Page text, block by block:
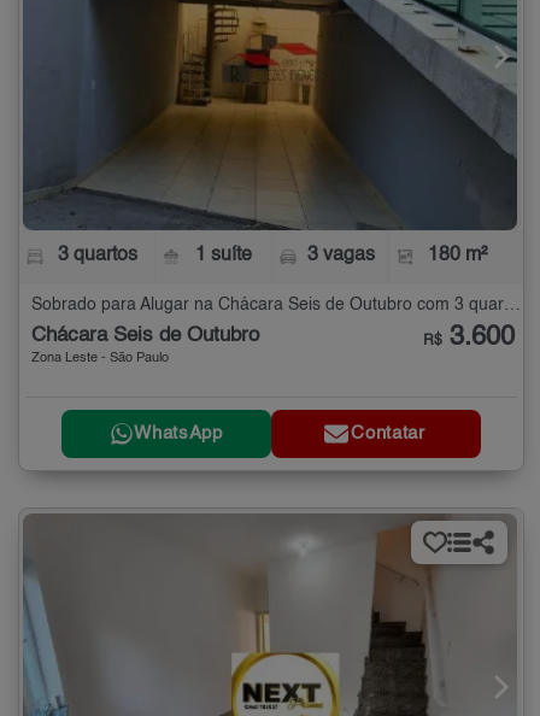
3 quartos 1 suíte 3 vagas 180 m²
Sobrado para Alugar na Chácara Seis de Outubro com 3 quartos - 180 m²
Chácara Seis de Outubro
Zona Leste - São Paulo
R$ 3.600
WhatsApp Contatar